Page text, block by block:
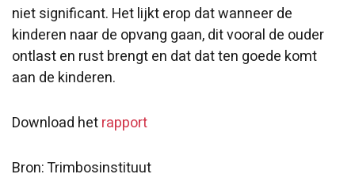
niet significant. Het lijkt erop dat wanneer de
kinderen naar de opvang gaan, dit vooral de ouder
ontlast en rust brengt en dat dat ten goede komt
aan de kinderen.
Download hetrapport
Bron: Trimbosinstituut